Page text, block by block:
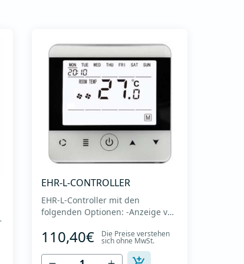
EHR-L-CONTROLLER
EHR-L-Controller mit den
folgenden Optionen: -Anzeige von
einstellen (manuell und
automatisch)-Wochenplan-
Ein/Aus-Filteralarm-
110,40€ Die Preise verstehen
sich ohne MwSt.